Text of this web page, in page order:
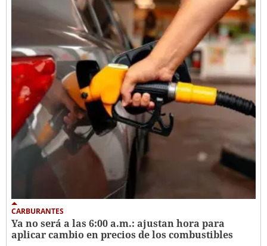
CARBURANTES
Ya no será a las 6:00 a.m.: ajustan hora para
aplicar cambio en precios de los combustibles